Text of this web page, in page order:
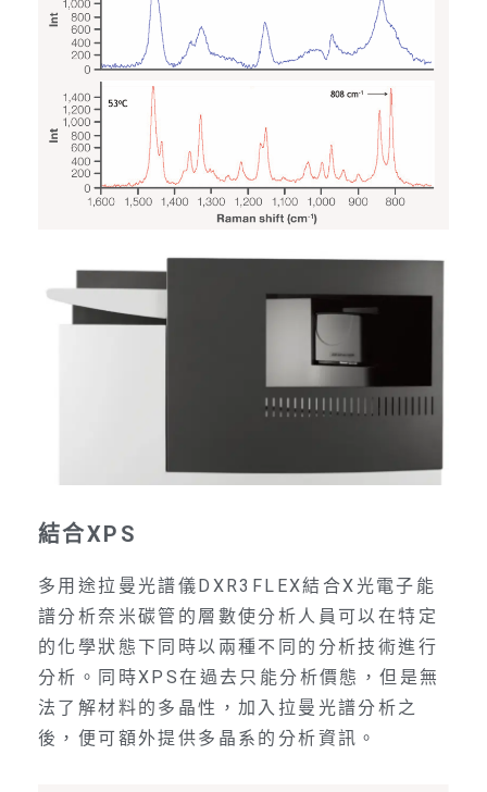
結合XPS
多用途拉曼光譜儀DXR3FLEX結合X光電子能
譜分析奈米碳管的層數使分析人員可以在特定
的化學狀態下同時以兩種不同的分析技術進行
分析。同時XPS在過去只能分析價態，但是無
法了解材料的多晶性，加入拉曼光譜分析之
後，便可額外提供多晶系的分析資訊。